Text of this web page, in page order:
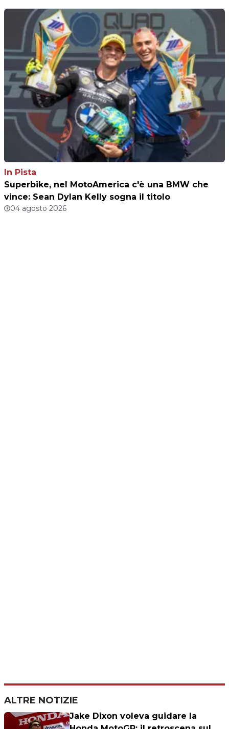
In Pista
Superbike, nel MotoAmerica c'è una BMW che
vince: Sean Dylan Kelly sogna il titolo
04 agosto 2026
ALTRE NOTIZIE
Jake Dixon voleva guidare la